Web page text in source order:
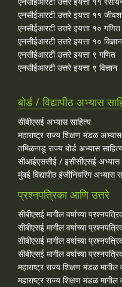
एनसीईआरटी उत्तरे इयत्ता ११
एनसीईआरटी उत्तरे इयत्ता १० गणित
एनसीईआरटी उत्तरे इयत्ता १० विज्ञान
एनसीईआरटी उत्तरे इयत्ता ९ गणित
एनसीईआरटी उत्तरे इयत्ता ९ विज्ञान
बोर्ड / विद्यापीठ अभ्यास
सीबीएसई अभ्यास साहित्य
महाराष्ट्र राज्य शिक्षण मंडळ
तमिळनाडू राज्य बोर्ड अभ्यास
सीआईएससीई / इसीसीएसई अभ्यास
मुंबई विद्यापीठ इंजीनियरिंग अभ्यास
प्रश्नपत्रिका आणि उत्तरे
सीबीएसई मागील वर्षाच्या
सीबीएसई मागील वर्षाच्या
सीबीएसई मागील वर्षाच्या
सीबीएसई मागील वर्षाच्या
महाराष्ट्र राज्य शिक्षण मंडळ मागील
महाराष्ट्र राज्य शिक्षण मंडळ मागील